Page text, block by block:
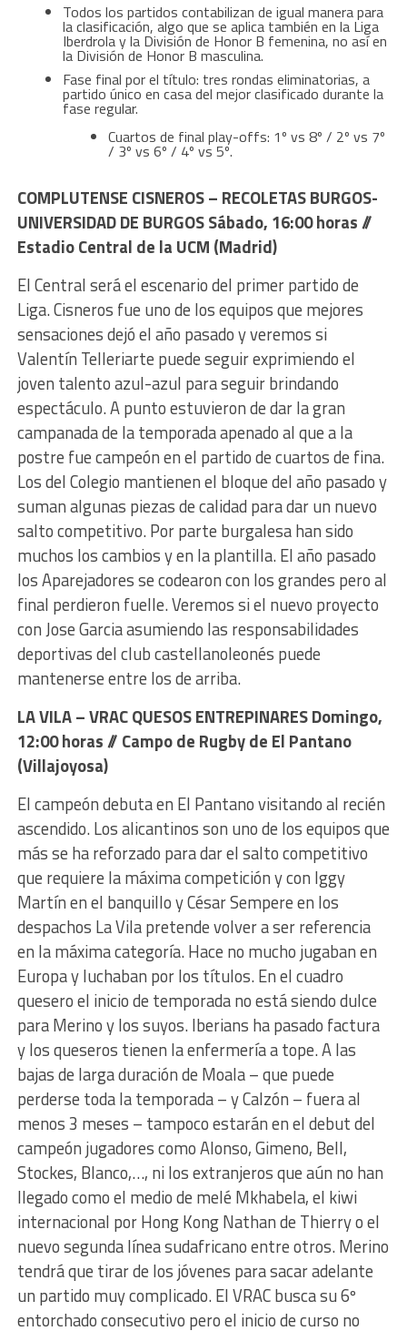
Todos los partidos contabilizan de igual manera para
la clasificación, algo que se aplica también en la Liga
Iberdrola y la División de Honor B femenina, no así en
la División de Honor B masculina.
Fase final por el título: tres rondas eliminatorias, a
partido único en casa del mejor clasificado durante la
fase regular.
Cuartos de final play-offs: 1º vs 8º / 2º vs 7º
/ 3º vs 6º / 4º vs 5º.
COMPLUTENSE CISNEROS – RECOLETAS BURGOS-
UNIVERSIDAD DE BURGOS Sábado, 16:00 horas //
Estadio Central de la UCM (Madrid)
El Central será el escenario del primer partido de
Liga. Cisneros fue uno de los equipos que mejores
sensaciones dejó el año pasado y veremos si
Valentín Telleriarte puede seguir exprimiendo el
joven talento azul-azul para seguir brindando
espectáculo. A punto estuvieron de dar la gran
campanada de la temporada apenado al que a la
postre fue campeón en el partido de cuartos de fina.
Los del Colegio mantienen el bloque del año pasado y
suman algunas piezas de calidad para dar un nuevo
salto competitivo. Por parte burgalesa han sido
muchos los cambios y en la plantilla. El año pasado
los Aparejadores se codearon con los grandes pero al
final perdieron fuelle. Veremos si el nuevo proyecto
con Jose Garcia asumiendo las responsabilidades
deportivas del club castellanoleonés puede
mantenerse entre los de arriba.
LA VILA – VRAC QUESOS ENTREPINARESDomingo,
12:00 horas // Campo de Rugby de El Pantano
(Villajoyosa)
El campeón debuta en El Pantano visitando al recién
ascendido. Los alicantinos son uno de los equipos que
más se ha reforzado para dar el salto competitivo
que requiere la máxima competición y con Iggy
Martín en el banquillo y César Sempere en los
despachos La Vila pretende volver a ser referencia
en la máxima categoría. Hace no mucho jugaban en
Europa y luchaban por los títulos. En el cuadro
quesero el inicio de temporada no está siendo dulce
para Merino y los suyos. Iberians ha pasado factura
y los queseros tienen la enfermería a tope. A las
bajas de larga duración de Moala – que puede
perderse toda la temporada – y Calzón – fuera al
menos 3 meses – tampoco estarán en el debut del
campeón jugadores como Alonso, Gimeno, Bell,
Stockes, Blanco,…, ni los extranjeros que aún no han
llegado como el medio de melé Mkhabela, el kiwi
internacional por Hong Kong Nathan de Thierry o el
nuevo segunda línea sudafricano entre otros. Merino
tendrá que tirar de los jóvenes para sacar adelante
un partido muy complicado. El VRAC busca su 6º
entorchado consecutivo pero el inicio de curso no